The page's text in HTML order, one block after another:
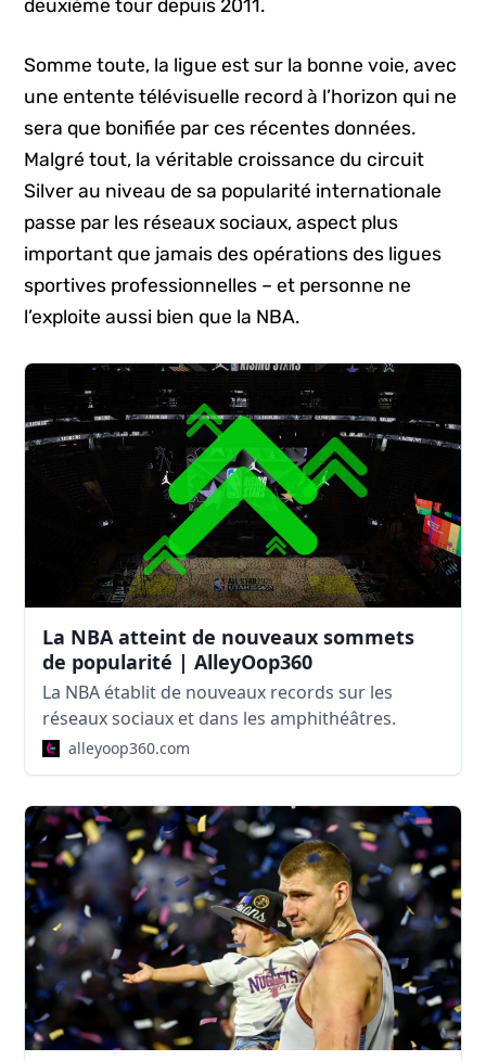
deuxième tour depuis 2011.
Somme toute, la ligue est sur la bonne voie, avec
une entente télévisuelle record à l’horizon qui ne
sera que bonifiée par ces récentes données.
Malgré tout, la véritable croissance du circuit
Silver au niveau de sa popularité internationale
passe par les réseaux sociaux, aspect plus
important que jamais des opérations des ligues
sportives professionnelles – et personne ne
l’exploite aussi bien que la NBA.
La NBA atteint de nouveaux sommets
de popularité | AlleyOop360
La NBA établit de nouveaux records sur les
réseaux sociaux et dans les amphithéâtres.
alleyoop360.com